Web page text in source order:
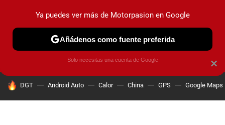
PRUEBAS COCHES ELÉCTRICOS OBSERVATORIO
HOY SE HABLA DE
DGT Android Auto Calor China GPS Google Maps
×
Ya puedes ver más de Motorpasion en Google
Añádenos como fuente preferida
Solo necesitas una cuenta de Google